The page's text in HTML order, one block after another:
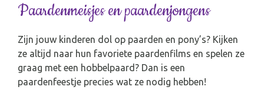
Paardenmeisjes en paardenjongens
Zijn jouw kinderen dol op paarden en pony’s? Kijken
ze altijd naar hun favoriete paardenfilms en spelen ze
graag met een hobbelpaard? Dan is een
paardenfeestje precies wat ze nodig hebben!